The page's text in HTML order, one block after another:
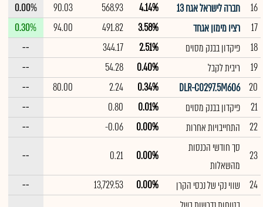
16
חברה לישראל אגח 13 4.14%
568.93
90.03
0.00%
17
רציו מימון אגחד 3.58%
491.82
94.00
0.30%
18
פיקדון בבנק מסוים 2.51%
344.17
--
19
ריבית לקבל 0.40%
54.28
--
20
DLR-C0297.5M606
0.34%
2.24
80.00
--
21
פיקדון בבנק מסוים 0.01%
0.80
--
22
התחייבויות אחרות 0.00%
-0.06
--
23
סך חודשי הכנסות
מהשאלות
0.00%
0.21
--
24
שווי נקי של נכסי הקרן 0.00%
13,729.53
--